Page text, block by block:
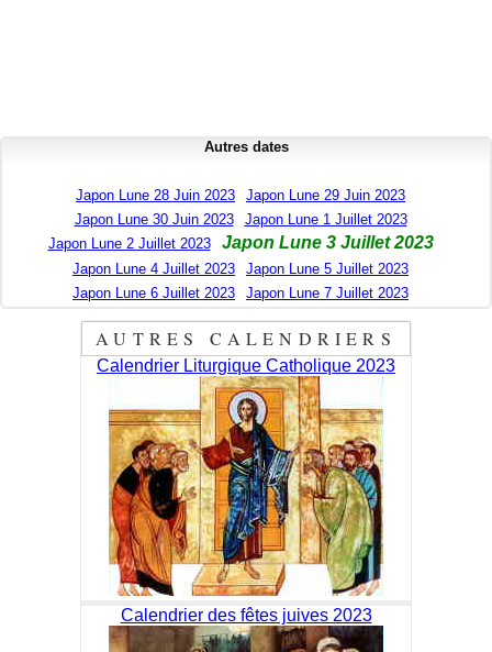
Autres dates
Japon Lune 28 Juin 2023
Japon Lune 29 Juin 2023
Japon Lune 30 Juin 2023
Japon Lune 1 Juillet 2023
Japon Lune 2 Juillet 2023
Japon Lune 3 Juillet 2023
Japon Lune 4 Juillet 2023
Japon Lune 5 Juillet 2023
Japon Lune 6 Juillet 2023
Japon Lune 7 Juillet 2023
AUTRES CALENDRIERS
Calendrier Liturgique Catholique 2023
Calendrier des fêtes juives 2023